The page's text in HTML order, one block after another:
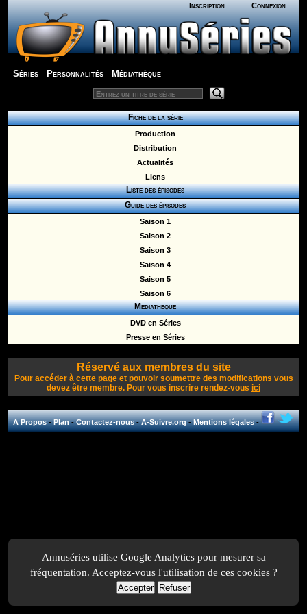
Inscription Connexion
Séries Personnalités Médiathèque
Fiche de la série
Production
Distribution
Actualités
Liens
Liste des épisodes
Guide des épisodes
Saison 1
Saison 2
Saison 3
Saison 4
Saison 5
Saison 6
Médiathèque
DVD en Séries
Presse en Séries
Réservé aux membres du site
Pour accéder à cette page et pouvoir soumettre des modifications vous
devez être membre. Pour vous inscrire rendez-vous ici
A Propos-Plan-Contactez-nous-A-Suivre.org-Mentions légales-
Annuséries utilise Google Analytics pour mesurer sa
fréquentation. Acceptez-vous l'utilisation de ces cookies ?
Accepter Refuser